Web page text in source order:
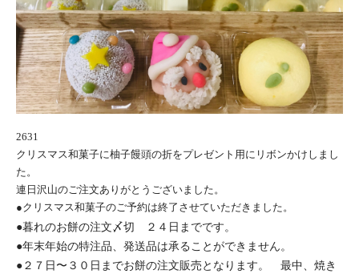
2631
クリスマス和菓子に柚子饅頭の折をプレゼント用にリボンかけしまし
た。
連日沢山のご注文ありがとうございました。
●クリスマス和菓子のご予約は終了させていただきました。
●暮れのお餅の注文〆切 ２４日までです。
●年末年始の特注品、発送品は承ることができません。
●２７日〜３０日までお餅の注文販売となります。 最中、焼き